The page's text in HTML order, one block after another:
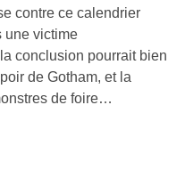
contre ce calendrier
une victime
conclusion pourrait bien
de Gotham, et la
de foire…